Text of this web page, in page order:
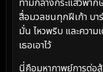
ท่ามกลางกระแสวิพา
สื่อมวลชนทุกฝีเก้า บา
มั่น ไหวพริบ และความ
เธอเอาไว้
นี่คือมหากาพย์การต่อ